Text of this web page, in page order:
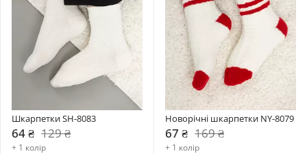
Шкарпетки SH-8083
64 ₴ 129 ₴
+ 1 колір
Новорічні шкарпетки NY-8079
67 ₴ 169 ₴
+ 1 колір